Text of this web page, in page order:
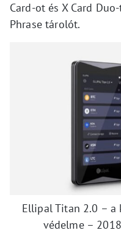
Card-ot és X Card
Phrase tárolót.
Ellipal Titan 2.0 –
védelme –